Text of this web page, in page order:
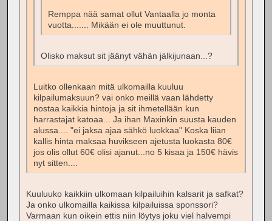
Remppa nää samat ollut Vantaalla jo monta
vuotta....... Mikään ei ole muuttunut.
Olisko maksut sit jäänyt vähän jälkijunaan...?
Luitko ollenkaan mitä ulkomailla kuuluu
kilpailumaksuun? vai onko meillä vaan lähdetty
nostaa kaikkia hintoja ja sit ihmetellään kun
harrastajat katoaa... Ja ihan Maxinkin suusta kauden
alussa.... "ei jaksa ajaa sähkö luokkaa" Koska liian
kallis hinta maksaa huvikseen ajetusta luokasta 80€
jos olis ollut 60€ olisi ajanut...no 5 kisaa ja 150€ hävis
nyt sitten....
Kuuluuko kaikkiin ulkomaan kilpailuihin kalsarit ja safkat?
Ja onko ulkomailla kaikissa kilpailuissa sponssori?
Varmaan kun oikein ettis niin löytys joku viel halvempi